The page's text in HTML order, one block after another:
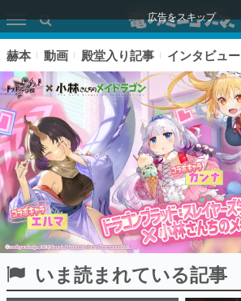
広告をスキップ
ピックアップ
赫本 動画 殿堂入り記事 インタビュー
いま読まれている記事